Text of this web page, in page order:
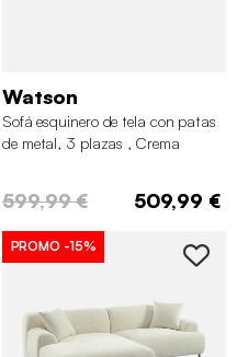
Watson
Sofá esquinero de tela con patas
de metal, 3 plazas , Crema
599,99 € 509,99 €
PROMO -15%